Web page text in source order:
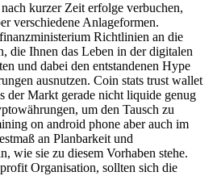
kurzer Zeit erfolge verbuchen,
verschiedene Anlageformen.
Richtlinien an die
die Ihnen das Leben in der digitalen
und dabei den entstandenen Hype
ausnutzen. Coin stats trust wallet
der Markt gerade nicht liquide genug
um den Tausch zu
on android phone aber auch im
an Planbarkeit und
wie sie zu diesem Vorhaben stehe.
Organisation, sollten sich die